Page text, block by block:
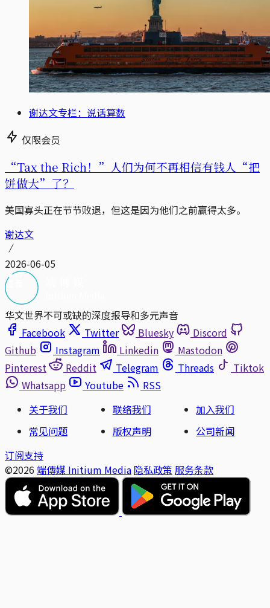
谢达文专栏：说话算数
仅限会员
“Tax the Rich！”人们为何不再相信有钱人“把
饼做大”了？
美国寡头正在节节败退，但这是因为他们之前赢得太多。
谢达文
2026-06-05
华文世界不可或缺的深度报导和多元声音
Facebook
Twitter Bluesky
Discord
Github
Instagram Linkedin
Mastodon
Pinterest
Reddit Telegram Threads
Tiktok
Whatsapp
Youtube
RSS
关于我们
联络我们
加入我们
常见问题
版权声明
公司新闻
订阅支持
©2026 端傳媒 Initium Media 隐私政策 服务条款